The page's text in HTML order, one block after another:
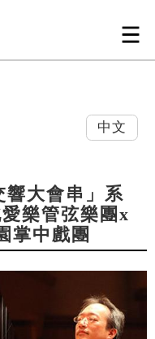
中文
響大會串」系
樂管弦樂團x
掌中戲團